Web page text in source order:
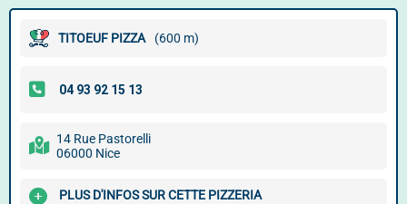
TITOEUF PIZZA (600 m)
14 Rue Pastorelli
06000 Nice
PLUS D'INFOS SUR CETTE PIZZERIA